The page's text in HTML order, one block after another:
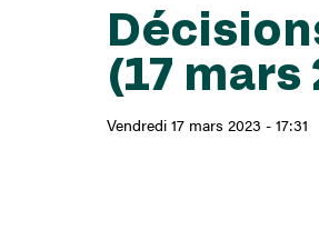
(17 mars
Vendredi 17 mars 2023 - 17:31